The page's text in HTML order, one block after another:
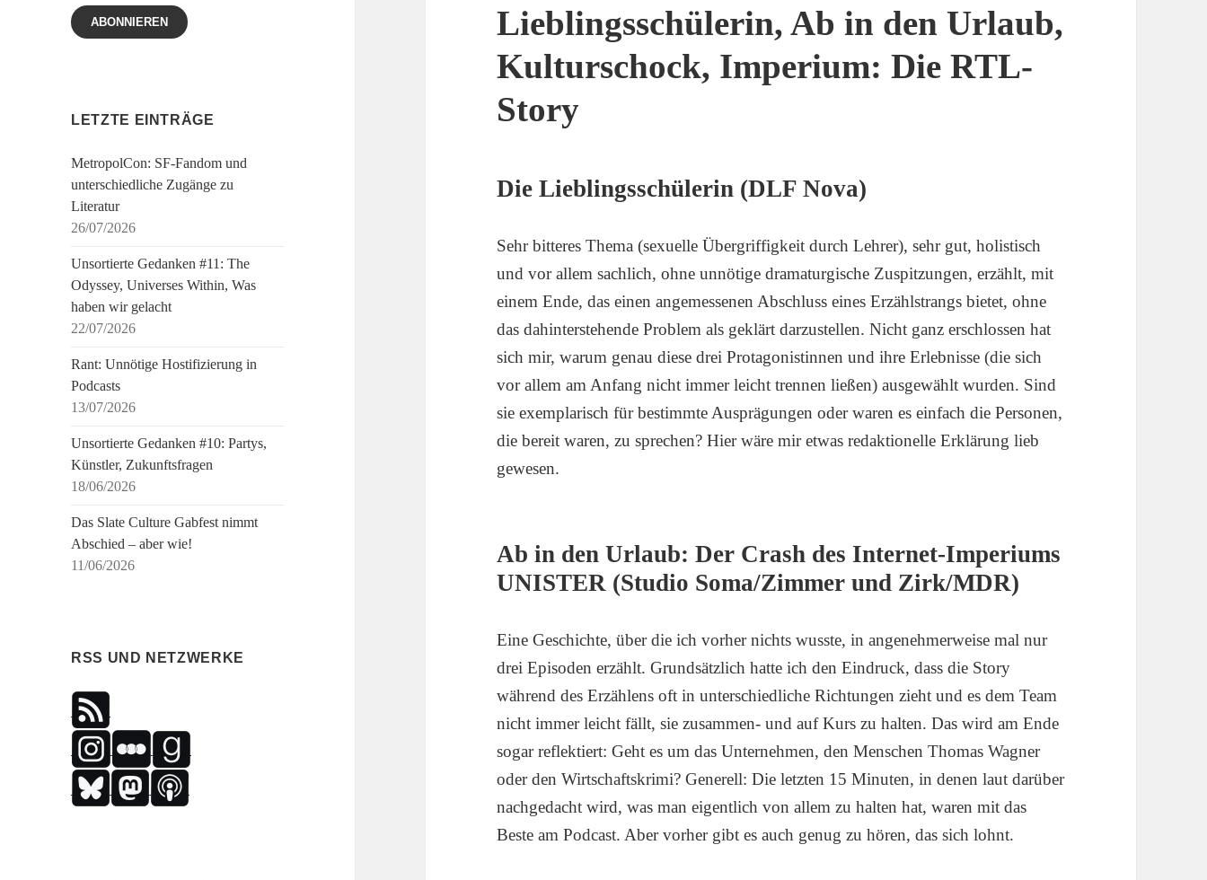
ABONNIEREN
LETZTE EINTRÄGE
MetropolCon: SF-Fandom und
unterschiedliche Zugänge zu
Literatur
26/07/2026
Unsortierte Gedanken #11: The
Odyssey, Universes Within, Was
haben wir gelacht
22/07/2026
Rant: Unnötige Hostifizierung in
Podcasts
13/07/2026
Unsortierte Gedanken #10: Partys,
Künstler, Zukunftsfragen
18/06/2026
Das Slate Culture Gabfest nimmt
Abschied – aber wie!
11/06/2026
RSS UND NETZWERKE
Lieblingsschülerin, Ab in den Urlaub,
Kulturschock, Imperium: Die RTL-
Story
Die Lieblingsschülerin (DLF Nova)
Sehr bitteres Thema (sexuelle Übergriffigkeit durch Lehrer), sehr gut, holistisch
und vor allem sachlich, ohne unnötige dramaturgische Zuspitzungen, erzählt, mit
einem Ende, das einen angemessenen Abschluss eines Erzählstrangs bietet, ohne
das dahinterstehende Problem als geklärt darzustellen. Nicht ganz erschlossen hat
sich mir, warum genau diese drei Protagonistinnen und ihre Erlebnisse (die sich
vor allem am Anfang nicht immer leicht trennen ließen) ausgewählt wurden. Sind
sie exemplarisch für bestimmte Ausprägungen oder waren es einfach die Personen,
die bereit waren, zu sprechen? Hier wäre mir etwas redaktionelle Erklärung lieb
gewesen.
Ab in den Urlaub: Der Crash des Internet-Imperiums
UNISTER (Studio Soma/Zimmer und Zirk/MDR)
Eine Geschichte, über die ich vorher nichts wusste, in angenehmerweise mal nur
drei Episoden erzählt. Grundsätzlich hatte ich den Eindruck, dass die Story
während des Erzählens oft in unterschiedliche Richtungen zieht und es dem Team
nicht immer leicht fällt, sie zusammen- und auf Kurs zu halten. Das wird am Ende
sogar reflektiert: Geht es um das Unternehmen, den Menschen Thomas Wagner
oder den Wirtschaftskrimi? Generell: Die letzten 15 Minuten, in denen laut darüber
nachgedacht wird, was man eigentlich von allem zu halten hat, waren mit das
Beste am Podcast. Aber vorher gibt es auch genug zu hören, das sich lohnt.